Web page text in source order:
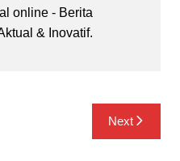
online - Berita
& Inovatif.
Next